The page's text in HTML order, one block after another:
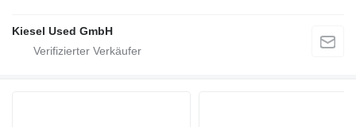
Kiesel Used GmbH